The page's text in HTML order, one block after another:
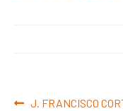
Navegació
Entrada
J. FRANCISCO